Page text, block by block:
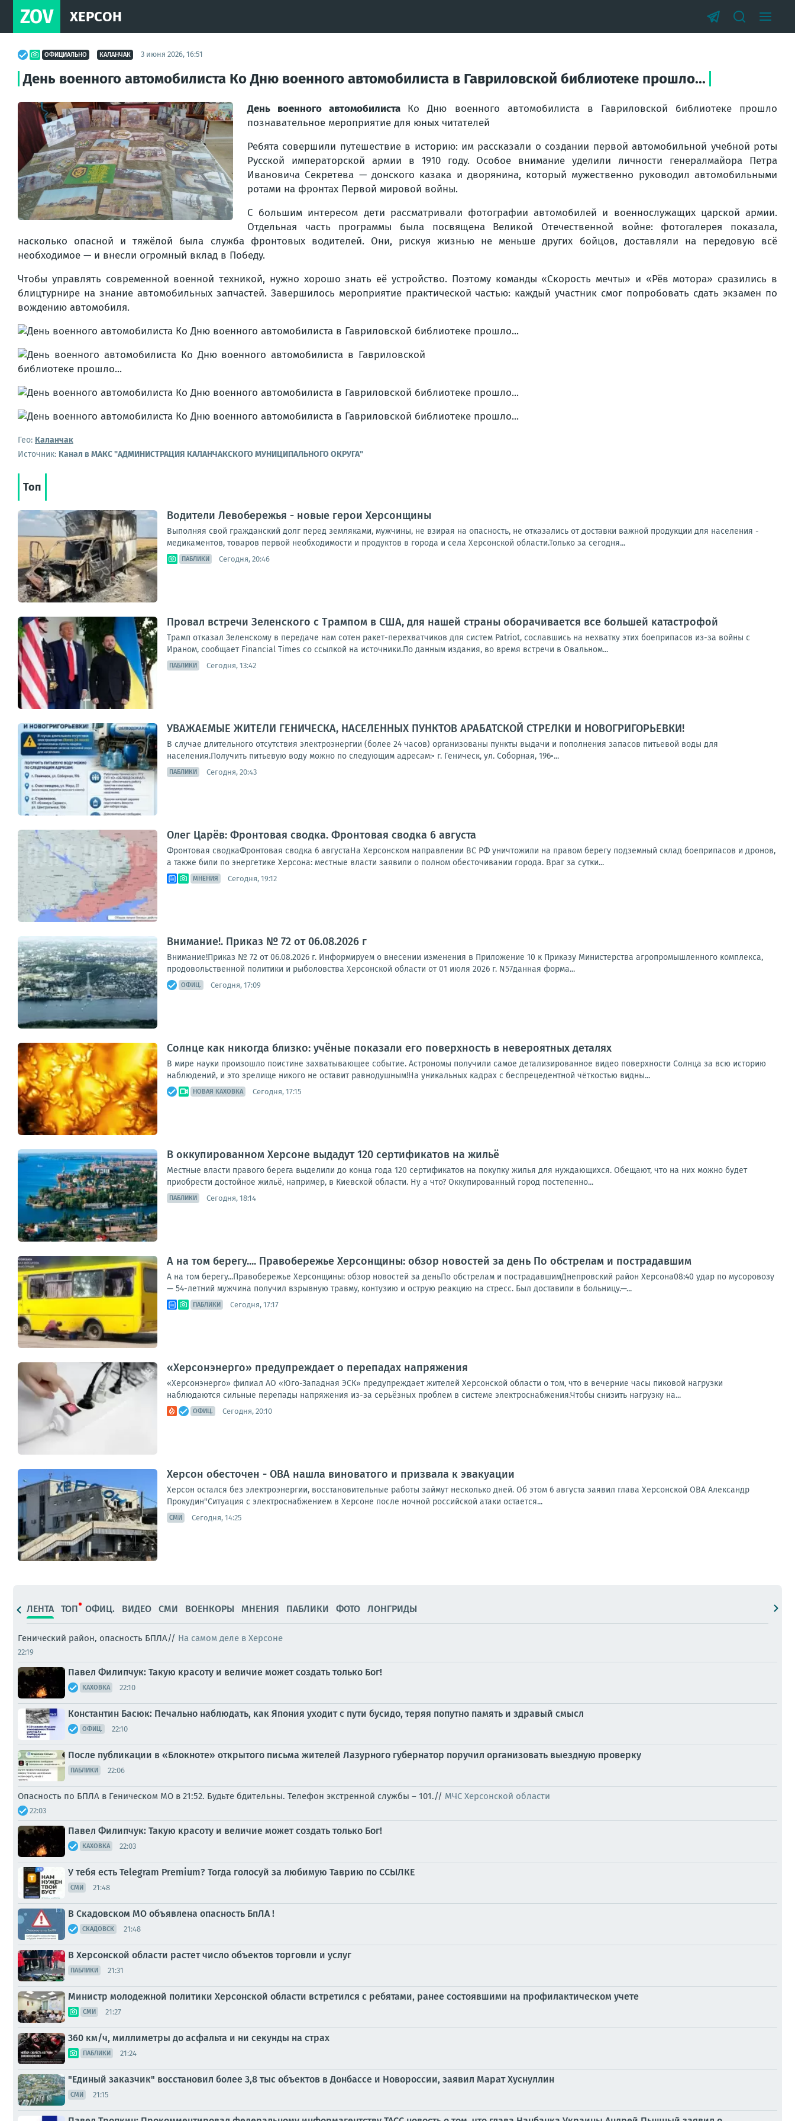
ZOV ХЕРСОН
ОФИЦИАЛЬНО КАЛАНЧАК 3 июня 2026, 16:51
День военного автомобилиста Ко Дню военного автомобилиста в Гавриловской библиотеке прошло...
День военного автомобилиста Ко Дню военного автомобилиста в Гавриловской библиотеке прошло
познавательное мероприятие для юных читателей
Ребята совершили путешествие в историю: им рассказали о создании первой автомобильной учебной роты
Русской императорской армии в 1910 году. Особое внимание уделили личности генералмайора Петра
Ивановича Секретева — донского казака и дворянина, который мужественно руководил автомобильными
ротами на фронтах Первой мировой войны.
С большим интересом дети рассматривали фотографии автомобилей и военнослужащих царской армии.
Отдельная часть программы была посвящена Великой Отечественной войне: фотогалерея показала,
насколько опасной и тяжёлой была служба фронтовых водителей. Они, рискуя жизнью не меньше других бойцов, доставляли на передовую всё
необходимое — и внесли огромный вклад в Победу.
Чтобы управлять современной военной техникой, нужно хорошо знать её устройство. Поэтому команды «Скорость мечты» и «Рёв мотора» сразились в
блицтурнире на знание автомобильных запчастей. Завершилось мероприятие практической частью: каждый участник смог попробовать сдать экзамен по
вождению автомобиля.
Гео: Каланчак
Источник: Канал в МАКС "АДМИНИСТРАЦИЯ КАЛАНЧАКСКОГО МУНИЦИПАЛЬНОГО ОКРУГА"
Топ
Водители Левобережья - новые герои Херсонщины
Выполняя свой гражданский долг перед земляками, мужчины, не взирая на опасность, не отказались от доставки важной продукции для населения -
медикаментов, товаров первой необходимости и продуктов в города и села Херсонской области.Только за сегодня...
ПАБЛИКИ Сегодня, 20:46
Провал встречи Зеленского с Трампом в США, для нашей страны оборачивается все большей катастрофой
Трамп отказал Зеленскому в передаче нам сотен ракет-перехватчиков для систем Patriot, сославшись на нехватку этих боеприпасов из-за войны с
Ираном, сообщает Financial Times со ссылкой на источники.По данным издания, во время встречи в Овальном...
ПАБЛИКИ Сегодня, 13:42
УВАЖАЕМЫЕ ЖИТЕЛИ ГЕНИЧЕСКА, НАСЕЛЕННЫХ ПУНКТОВ АРАБАТСКОЙ СТРЕЛКИ И НОВОГРИГОРЬЕВКИ!
В случае длительного отсутствия электроэнергии (более 24 часов) организованы пункты выдачи и пополнения запасов питьевой воды для
населения.Получить питьевую воду можно по следующим адресам:• г. Геническ, ул. Соборная, 196•...
ПАБЛИКИ Сегодня, 20:43
Олег Царёв: Фронтовая сводка. Фронтовая сводка 6 августа
Фронтовая сводкаФронтовая сводка 6 августаНа Херсонском направлении ВС РФ уничтожили на правом берегу подземный склад боеприпасов и дронов,
а также били по энергетике Херсона: местные власти заявили о полном обесточивании города. Враг за сутки...
МНЕНИЯ Сегодня, 19:12
Внимание!. Приказ № 72 от 06.08.2026 г
Внимание!Приказ № 72 от 06.08.2026 г. Информируем о внесении изменения в Приложение 10 к Приказу Министерства агропромышленного комплекса,
продовольственной политики и рыболовства Херсонской области от 01 июля 2026 г. N57данная форма...
ОФИЦ. Сегодня, 17:09
Солнце как никогда близко: учёные показали его поверхность в невероятных деталях
В мире науки произошло поистине захватывающее событие. Астрономы получили самое детализированное видео поверхности Солнца за всю историю
наблюдений, и это зрелище никого не оставит равнодушным!На уникальных кадрах с беспрецедентной чёткостью видны...
НОВАЯ КАХОВКА Сегодня, 17:15
В оккупированном Херсоне выдадут 120 сертификатов на жильё
Местные власти правого берега выделили до конца года 120 сертификатов на покупку жилья для нуждающихся. Обещают, что на них можно будет
приобрести достойное жильё, например, в Киевской области. Ну а что? Оккупированный город постепенно...
ПАБЛИКИ Сегодня, 18:14
А на том берегу.... Правобережье Херсонщины: обзор новостей за день По обстрелам и пострадавшим
А на том берегу...Правобережье Херсонщины: обзор новостей за деньПо обстрелам и пострадавшимДнепровский район Херсона08:40 удар по мусоровозу
— 54-летний мужчина получил взрывную травму, контузию и острую реакцию на стресс. Был доставили в больницу.—...
ПАБЛИКИ Сегодня, 17:17
«Херсонэнерго» предупреждает о перепадах напряжения
«Херсонэнерго» филиал АО «Юго-Западная ЭСК» предупреждает жителей Херсонской области о том, что в вечерние часы пиковой нагрузки
наблюдаются сильные перепады напряжения из-за серьёзных проблем в системе электроснабжения.Чтобы снизить нагрузку на...
ОФИЦ. Сегодня, 20:10
Херсон обесточен - ОВА нашла виноватого и призвала к эвакуации
Херсон остался без электроэнергии, восстановительные работы займут несколько дней. Об этом 6 августа заявил глава Херсонской ОВА Александр
Прокудин"Ситуация с электроснабжением в Херсоне после ночной российской атаки остается...
СМИ Сегодня, 14:25
ЛЕНТА ТОП ОФИЦ. ВИДЕО СМИ ВОЕНКОРЫ МНЕНИЯ ПАБЛИКИ ФОТО ЛОНГРИДЫ
Генический район, опасность БПЛА// На самом деле в Херсоне
22:19
Павел Филипчук: Такую красоту и величие может создать только Бог!
КАХОВКА 22:10
Константин Басюк: Печально наблюдать, как Япония уходит с пути бусидо, теряя попутно память и здравый смысл
ОФИЦ. 22:10
После публикации в «Блокноте» открытого письма жителей Лазурного губернатор поручил организовать выездную проверку
ПАБЛИКИ 22:06
Опасность по БПЛА в Геническом МО в 21:52. Будьте бдительны. Телефон экстренной службы – 101.// МЧС Херсонской области
22:03
Павел Филипчук: Такую красоту и величие может создать только Бог!
КАХОВКА 22:03
У тебя есть Telegram Premium? Тогда голосуй за любимую Таврию по ССЫЛКЕ
СМИ 21:48
В Скадовском МО объявлена опасность БпЛА !
СКАДОВСК 21:48
В Херсонской области растет число объектов торговли и услуг
ПАБЛИКИ 21:31
Министр молодежной политики Херсонской области встретился с ребятами, ранее состоявшими на профилактическом учете
СМИ 21:27
360 км/ч, миллиметры до асфальта и ни секунды на страх
ПАБЛИКИ 21:24
"Единый заказчик" восстановил более 3,8 тыс объектов в Донбассе и Новороссии, заявил Марат Хуснуллин
СМИ 21:15